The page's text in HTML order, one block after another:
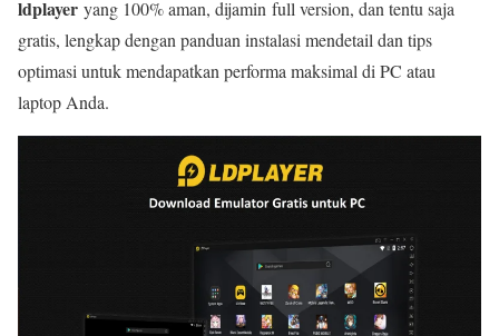
ldplayer yang 100% aman, dijamin full version, dan tentu saja
gratis, lengkap dengan panduan instalasi mendetail dan tips
optimasi untuk mendapatkan performa maksimal di PC atau
laptop Anda.